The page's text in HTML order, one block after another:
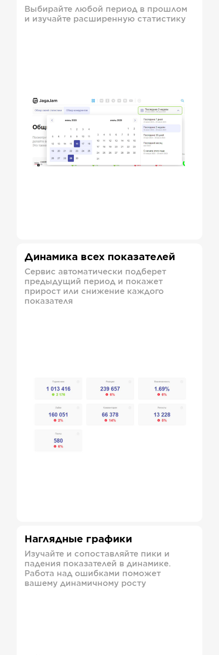
Выбирайте любой период в прошлом
и изучайте расширенную статистику
Динамика всех показателей
Сервис автоматически подберет
предыдущий период и покажет
прирост или снижение каждого
показателя
Наглядные графики
Изучайте и сопоставляйте пики и
падения показателей в динамике.
Работа над ошибками поможет
вашему динамичному росту